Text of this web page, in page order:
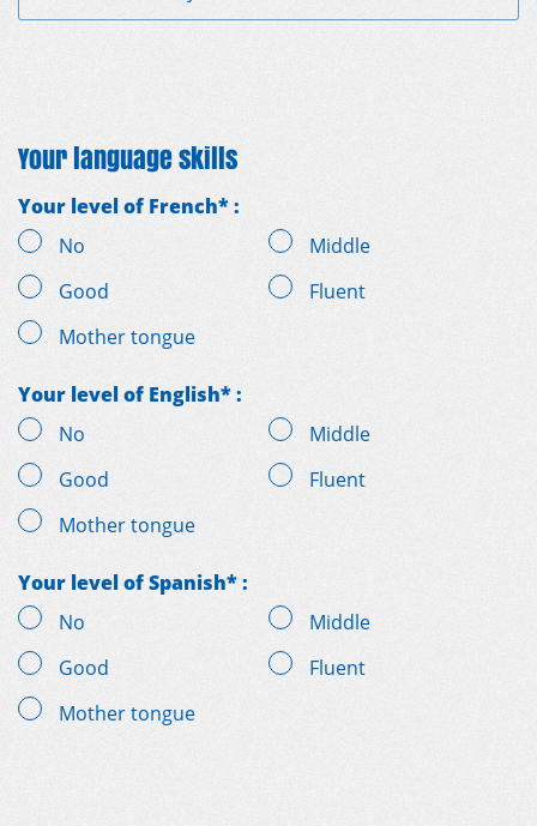
Your language skills
Your level of French* :
No
Middle
Good
Fluent
Mother tongue
Your level of English* :
No
Middle
Good
Fluent
Mother tongue
Your level of Spanish* :
No
Middle
Good
Fluent
Mother tongue